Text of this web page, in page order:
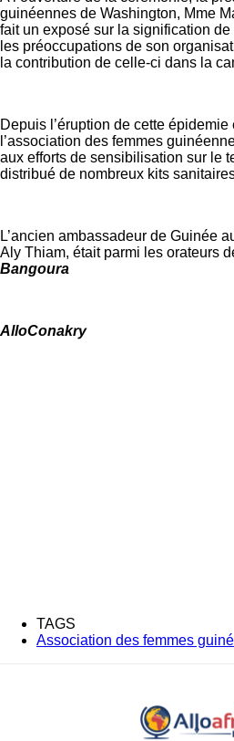
guinéennes de Washington, Mme
fait un exposé sur la signification
les préoccupations de son
la contribution de celle-ci dans la
Depuis l’éruption de cette
l’association des femmes
aux efforts de sensibilisation sur le
distribué de nombreux kits
L’ancien ambassadeur de Guinée
Aly Thiam, était parmi les orateurs
Bangoura
AlloConakry
TAGS
Association des femmes